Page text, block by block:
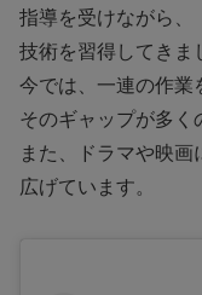
指導を受けながら、
技術を習得してきま
今では、一連の作業
そのギャップが多く
また、ドラマや映
広げています。